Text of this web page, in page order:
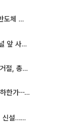
라온로보틱스, 국내 유일 차세대 반도체 공정 로봇 개발 ‘고객사 테스트 진행’
고 발생
시간 끌기”
NXT 프리마켓서 SK하이닉스 또 하한가⋯‘11주 거래’에 시초가 왜곡
[K뷰티 라방戰]